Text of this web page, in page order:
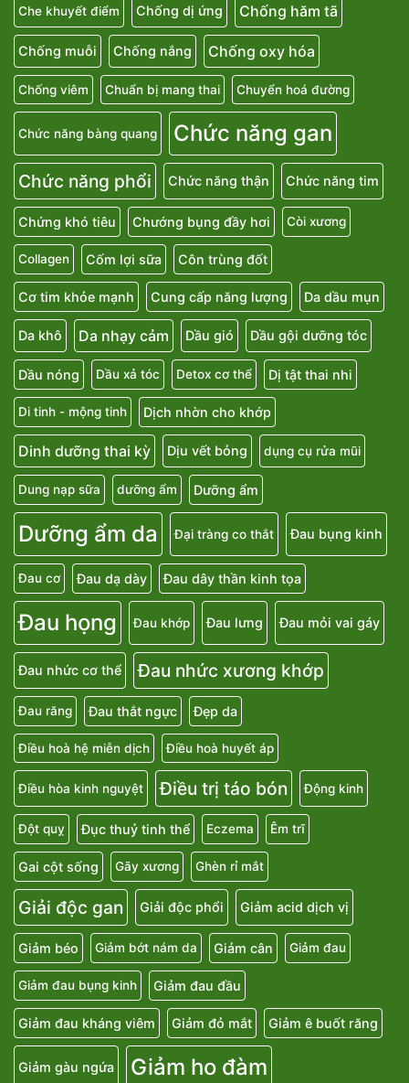
Che khuyết điểm Chống dị ứng Chống hăm tã
Chống muỗi Chống nắng Chống oxy hóa
Chống viêm Chuẩn bị mang thai Chuyển hoá đường
Chức năng bàng quang Chức năng gan
Chức năng phổi Chức năng thận Chức năng tim
Chứng khó tiêu Chướng bụng đầy hơi Còi xương
Collagen Cốm lợi sữa Côn trùng đốt
Cơ tim khỏe mạnh Cung cấp năng lượng Da dầu mụn
Da khô Da nhạy cảm Dầu gió Dầu gội dưỡng tóc
Dầu nóng Dầu xả tóc Detox cơ thể Dị tật thai nhi
Di tinh - mộng tinh Dịch nhờn cho khớp
Dinh dưỡng thai kỳ Dịu vết bỏng dụng cụ rửa mũi
Dung nạp sữa dưỡng ẩm Dưỡng ẩm
Dưỡng ẩm da Đại tràng co thắt Đau bụng kinh
Đau cơ Đau dạ dày Đau dây thần kinh tọa
Đau họng Đau khớp Đau lưng Đau mỏi vai gáy
Đau nhức cơ thể Đau nhức xương khớp
Đau răng Đau thắt ngực Đẹp da
Điều hoà hệ miễn dịch Điều hoà huyết áp
Điều hòa kinh nguyệt Điều trị táo bón Động kinh
Đột quỵ Đục thuỷ tinh thể Eczema Êm trĩ
Gai cột sống Gãy xương Ghèn rỉ mắt
Giải độc gan Giải độc phổi Giảm acid dịch vị
Giảm béo Giảm bớt nám da Giảm cân Giảm đau
Giảm đau bụng kinh Giảm đau đầu
Giảm đau kháng viêm Giảm đỏ mắt Giảm ê buốt răng
Giảm gàu ngứa Giảm ho đàm